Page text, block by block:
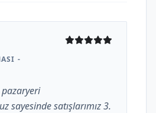
-
sayesinde satışlarımız 3.